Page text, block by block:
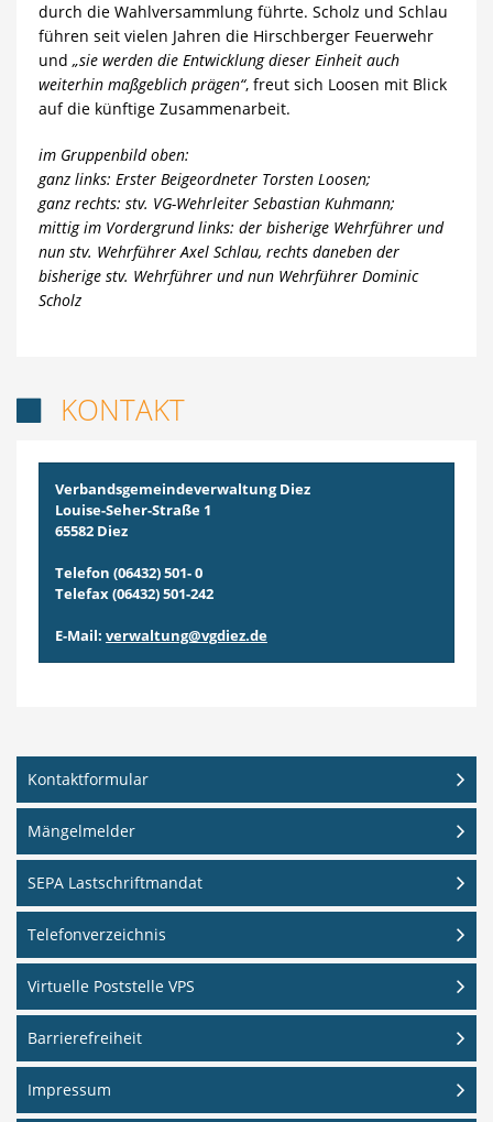
durch die Wahlversammlung führte. Scholz und Schlau
führen seit vielen Jahren die Hirschberger Feuerwehr
und „sie werden die Entwicklung dieser Einheit auch
weiterhin maßgeblich prägen“, freut sich Loosen mit Blick
auf die künftige Zusammenarbeit.
im Gruppenbild oben:
ganz links: Erster Beigeordneter Torsten Loosen;
ganz rechts: stv. VG-Wehrleiter Sebastian Kuhmann;
mittig im Vordergrund links: der bisherige Wehrführer und
nun stv. Wehrführer Axel Schlau, rechts daneben der
bisherige stv. Wehrführer und nun Wehrführer Dominic
Scholz
KONTAKT
Verbandsgemeindeverwaltung Diez
Louise-Seher-Straße 1
65582 Diez
Telefon (06432) 501- 0
Telefax (06432) 501-242
E-Mail: verwaltung@vgdiez.de
Kontaktformular
Mängelmelder
SEPA Lastschriftmandat
Telefonverzeichnis
Virtuelle Poststelle VPS
Barrierefreiheit
Impressum